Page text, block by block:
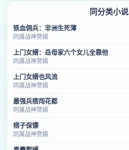
同分类小说
铁血佣兵：非洲生死薄
同属战神赘婿
上门女婿：岳母家六个女儿全靠他
同属战神赘婿
上门女婿也风流
同属战神赘婿
最强兵痞闯花都
同属战神赘婿
痞子保镖
同属战神赘婿